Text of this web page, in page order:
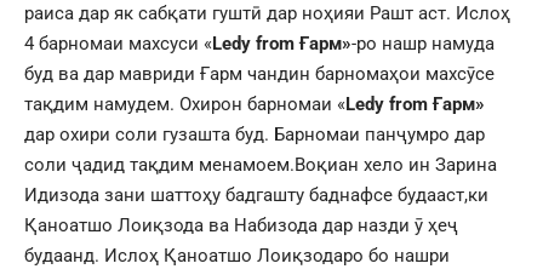
раиса дар як сабқати гуштӣ дар ноҳияи Рашт аст. Ислоҳ
4 барномаи махсуси «Ledy from Ғарм»-ро нашр намуда
буд ва дар мавриди Ғарм чандин барномаҳои махсӯсе
тақдим намудем. Охирон барномаи «Ledy from Ғарм»
дар охири соли гузашта буд. Барномаи панҷумро дар
соли ҷадид тақдим менамоем.Воқиан хело ин Зарина
Идизода зани шаттоҳу бадгашту баднафсе будааст,ки
Қаноатшо Лоиқзода ва Набизода дар назди ӯ ҳеҷ
будаанд. Ислоҳ Қаноатшо Лоиқзодаро бо нашри